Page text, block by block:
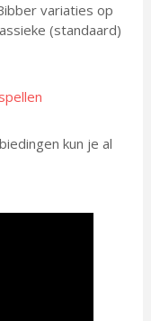
variaties op
(standaard)
kun je al